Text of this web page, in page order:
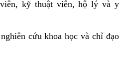
kỹ thuật viên, hộ lý và y
cứu khoa học và chỉ đạo